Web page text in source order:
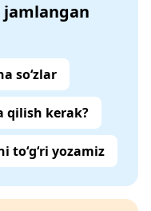
jamlangan
so‘zlar
qilish kerak?
to‘g‘ri yozamiz